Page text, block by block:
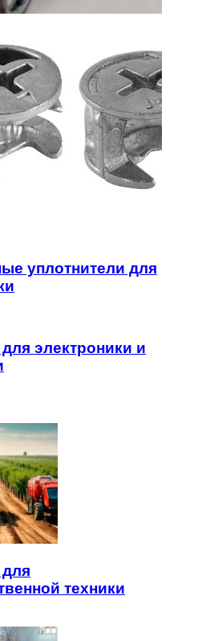
уплотнители для
электроники и
техники